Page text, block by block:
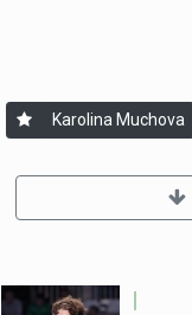
Karolina Muchova